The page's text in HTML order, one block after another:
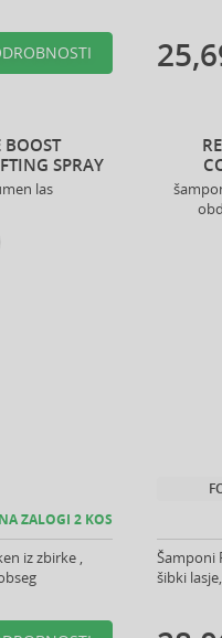
BOOST
SPRAY
las
NA ZALOGI 2 KOS
iz zbirke ,
Šamponi
šibki